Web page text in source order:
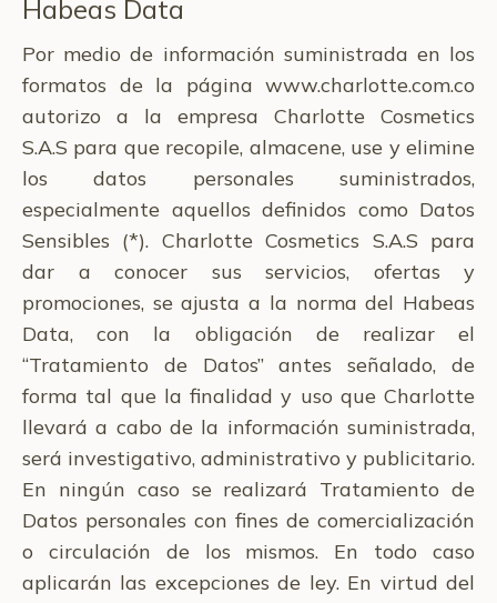
Habeas Data
Por medio de información suministrada en los
formatos de la página www.charlotte.com.co
autorizo a la empresa Charlotte Cosmetics
S.A.S para que recopile, almacene, use y elimine
los datos personales suministrados,
especialmente aquellos definidos como Datos
Sensibles (*). Charlotte Cosmetics S.A.S para
dar a conocer sus servicios, ofertas y
promociones, se ajusta a la norma del Habeas
Data, con la obligación de realizar el
“Tratamiento de Datos” antes señalado, de
forma tal que la finalidad y uso que Charlotte
llevará a cabo de la información suministrada,
será investigativo, administrativo y publicitario.
En ningún caso se realizará Tratamiento de
Datos personales con fines de comercialización
o circulación de los mismos. En todo caso
aplicarán las excepciones de ley. ​En virtud del